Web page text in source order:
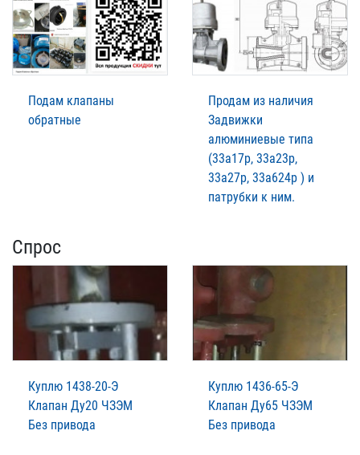
Подам клапаны
обратные
Продам из наличия
Задвижки
алюминиевые типа
(33а17р, 33а23р,
33а27р, 33а624р ) и
патрубки к ним.
Спрос
Куплю 1438-20-Э
Клапан Ду20 ЧЗЭМ
Без привода
Куплю 1436-65-Э
Клапан Ду65 ЧЗЭМ
Без привода